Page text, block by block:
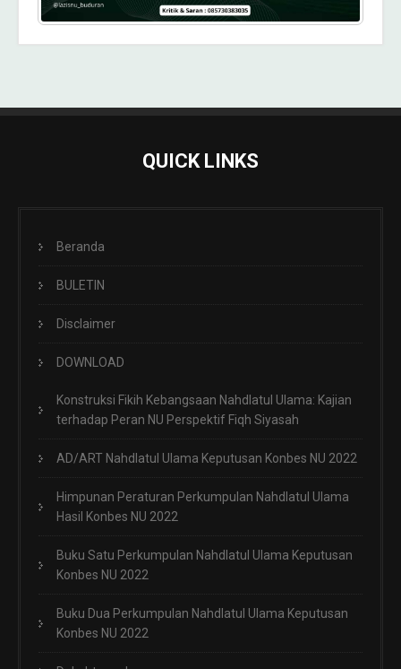
QUICK LINKS
Beranda
BULETIN
Disclaimer
DOWNLOAD
Konstruksi Fikih Kebangsaan Nahdlatul Ulama: Kajian
terhadap Peran NU Perspektif Fiqh Siyasah
AD/ART Nahdlatul Ulama Keputusan Konbes NU 2022
Himpunan Peraturan Perkumpulan Nahdlatul Ulama
Hasil Konbes NU 2022
Buku Satu Perkumpulan Nahdlatul Ulama Keputusan
Konbes NU 2022
Buku Dua Perkumpulan Nahdlatul Ulama Keputusan
Konbes NU 2022